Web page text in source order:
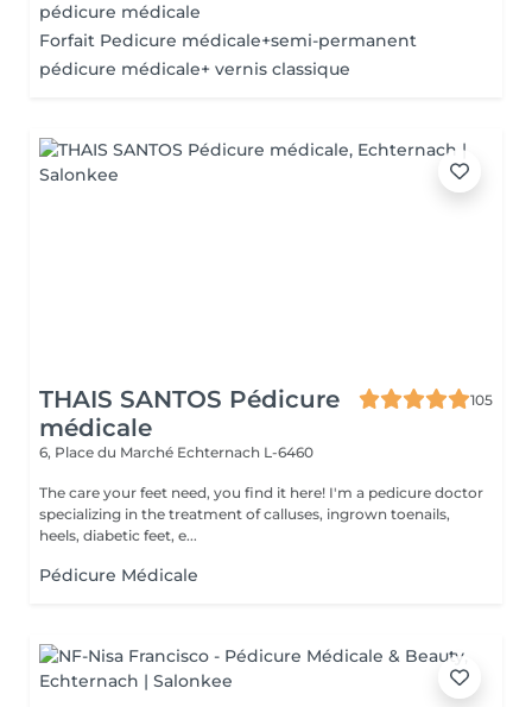
pédicure médicale
Forfait Pedicure médicale+semi-permanent
pédicure médicale+ vernis classique
THAIS SANTOS Pédicure
médicale
105
6, Place du Marché Echternach L-6460
The care your feet need, you find it here! I'm a pedicure doctor
specializing in the treatment of calluses, ingrown toenails,
heels, diabetic feet, e...
Pédicure Médicale